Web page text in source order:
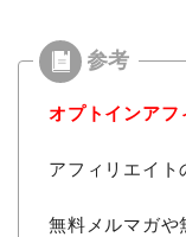
オプトインアフ
アフィリエイト
無料メルマガや